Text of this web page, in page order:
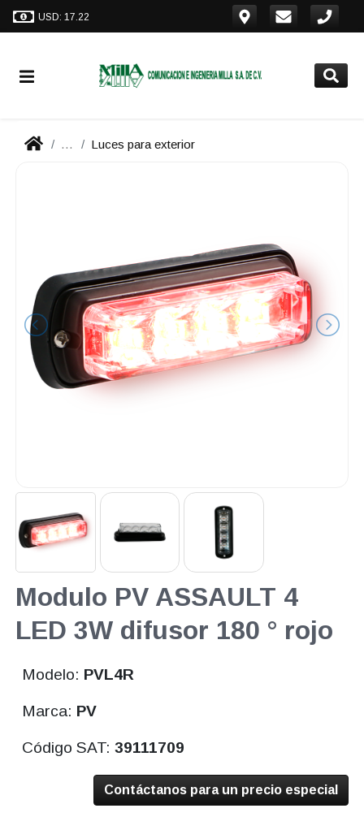
USD: 17.22
... Luces para exterior
Modulo PV ASSAULT 4
LED 3W difusor 180 ° rojo
Modelo: PVL4R
Marca: PV
Código SAT:39111709
Contáctanos para un precio especial